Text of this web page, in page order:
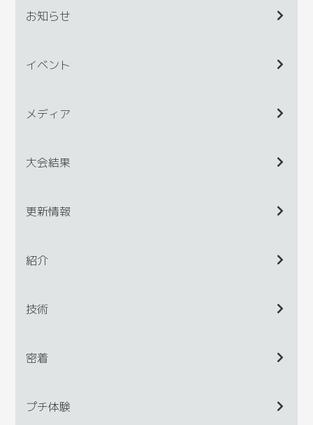
お知らせ
イベント
メディア
大会結果
更新情報
紹介
技術
密着
プチ体験